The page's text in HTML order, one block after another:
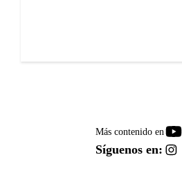
Más contenido en
Síguenos en: